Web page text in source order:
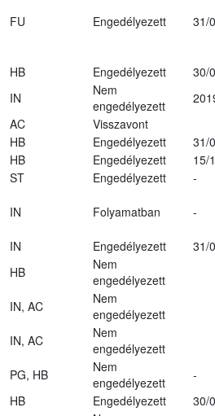
FU Engedélyezett 31/
HB Engedélyezett
30/
IN
Nem
engedélyezett
AC
Visszavont
HB Engedélyezett
31/
HB Engedélyezett
15/
ST Engedélyezett
-
IN Folyamatban -
IN Engedélyezett
31/
HB
Nem
engedélyezett
IN, AC
Nem
engedélyezett
IN, AC
Nem
engedélyezett
PG, HB
Nem
engedélyezett
-
HB Engedélyezett
30/